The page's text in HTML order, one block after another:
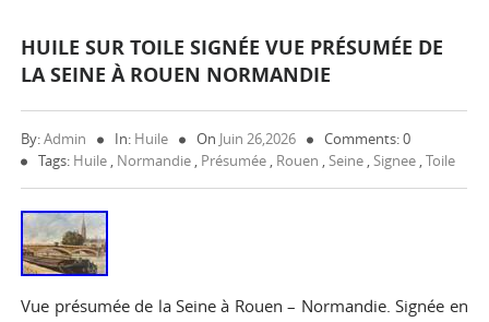
HUILE SUR TOILE SIGNÉE VUE PRÉSUMÉE DE
LA SEINE À ROUEN NORMANDIE
By:Admin In: Huile On Juin 26,2026
Comments: 0
Tags: Huile , Normandie , Présumée , Rouen ,Seine ,Signee ,Toile
Vue présumée de la Seine à Rouen – Normandie. Signée en